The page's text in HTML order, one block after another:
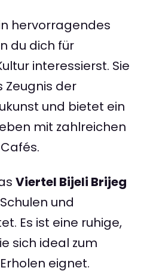
hervorragendes
du dich für
interessierst. Sie
Zeugnis der
und bietet ein
mit zahlreichen
Viertel Bijeli Brijeg
und
Es ist eine ruhige,
sich ideal zum
eignet.